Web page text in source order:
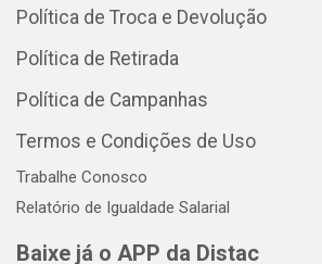
Política de Troca e Devolução
Política de Retirada
Política de Campanhas
Termos e Condições de Uso
Trabalhe Conosco
Relatório de Igualdade Salarial
Baixe já o APP da Distac